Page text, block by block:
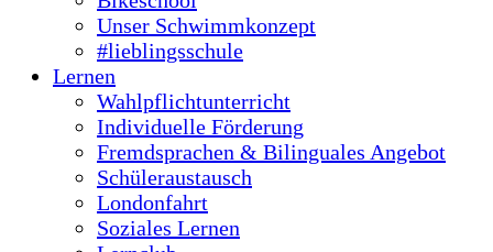
Soziales Lernen
Lernclub
Konfessionell-kooperativer
Religionsunterricht
Intensivklassen
Arbeitsgemeinschaften und
Pausenangebote
Service
Termine